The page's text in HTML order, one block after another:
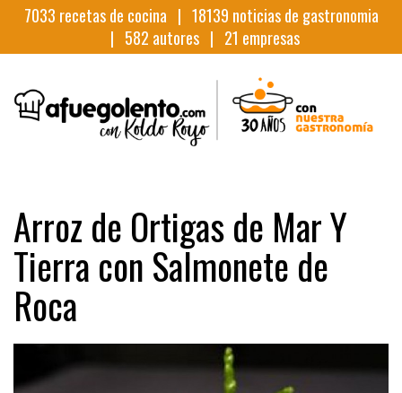
7033 recetas de cocina | 18139 noticias de gastronomia
| 582 autores | 21 empresas
Arroz de Ortigas de Mar Y
Tierra con Salmonete de
Roca